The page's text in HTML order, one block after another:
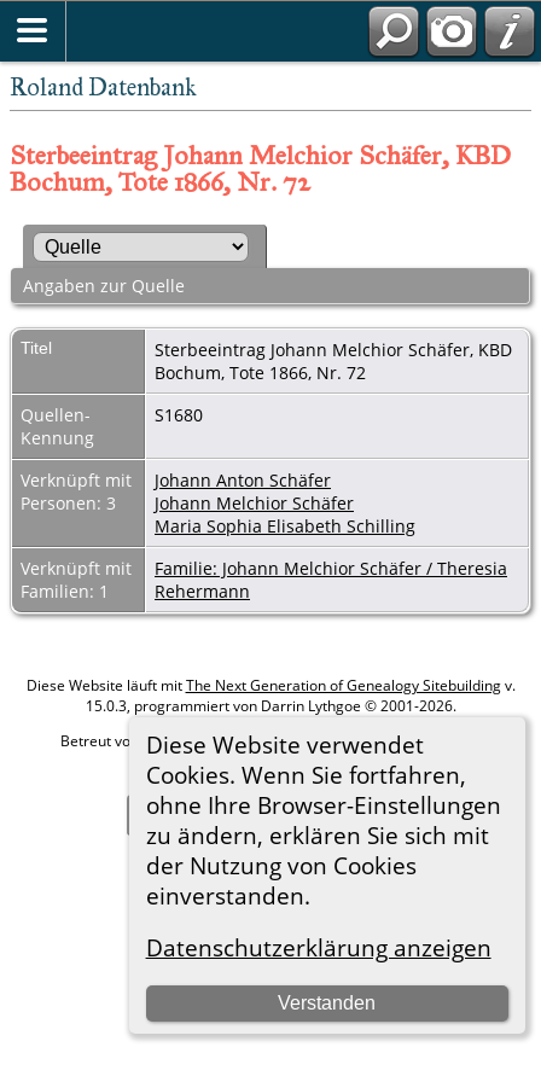
Roland Datenbank
Diese Website verwendet
Cookies. Wenn Sie fortfahren,
ohne Ihre Browser-Einstellungen
zu ändern, erklären Sie sich mit
der Nutzung von Cookies
einverstanden.
Datenschutzerklärung anzeigen
Verstanden
Sterbeeintrag Johann Melchior Schäfer, KBD
Bochum, Tote 1866, Nr. 72
Angaben zur Quelle
Titel
Sterbeeintrag Johann Melchior Schäfer, KBD
Bochum, Tote 1866, Nr. 72
Quellen-
Kennung
S1680
Verknüpft mit
Personen: 3
Johann Anton Schäfer
Johann Melchior Schäfer
Maria Sophia Elisabeth Schilling
Verknüpft mit
Familien: 1
Familie: Johann Melchior Schäfer / Theresia
Rehermann
Diese Website läuft mitThe Next Generation of Genealogy Sitebuildingv.
15.0.3, programmiert von Darrin Lythgoe © 2001-2026.
Betreut von
Roland zu Dortmund e.V.. |Datenschutzerklärung
Hier geht es zum Impressum
Zur Desktop-Webseite wechseln